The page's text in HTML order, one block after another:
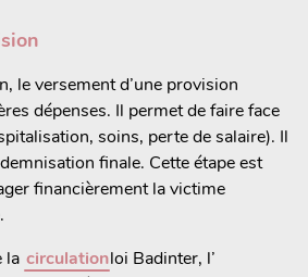
le versement d’une provision
dépenses. Il permet de faire face
soins, perte de salaire). Il
finale. Cette étape est
financièrement la victime
la circulationloi Badinter, l’